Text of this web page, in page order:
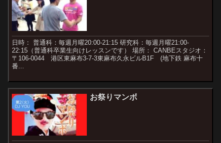
日時： 普通科：毎週月曜20:00-21:15 研究科：毎週月曜21:00-
22:15（普通科卒業生向けレッスンです） 場所： CANBEスタジオ：
〒106-0044 港区東麻布3-7-3東麻布久永ビルB1F (地下鉄 麻布十
番...
お祭りマンボ